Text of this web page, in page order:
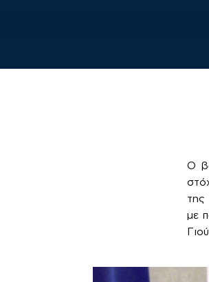
Ο
της
με